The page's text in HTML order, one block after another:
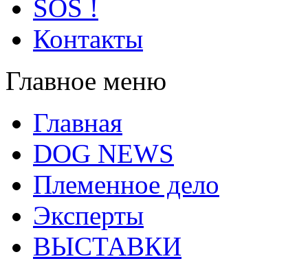
SOS !
Контакты
Главное меню
Главная
DOG NEWS
Племенное дело
Эксперты
ВЫСТАВКИ